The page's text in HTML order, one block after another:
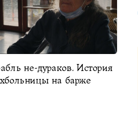
не-дураков. История
на барже